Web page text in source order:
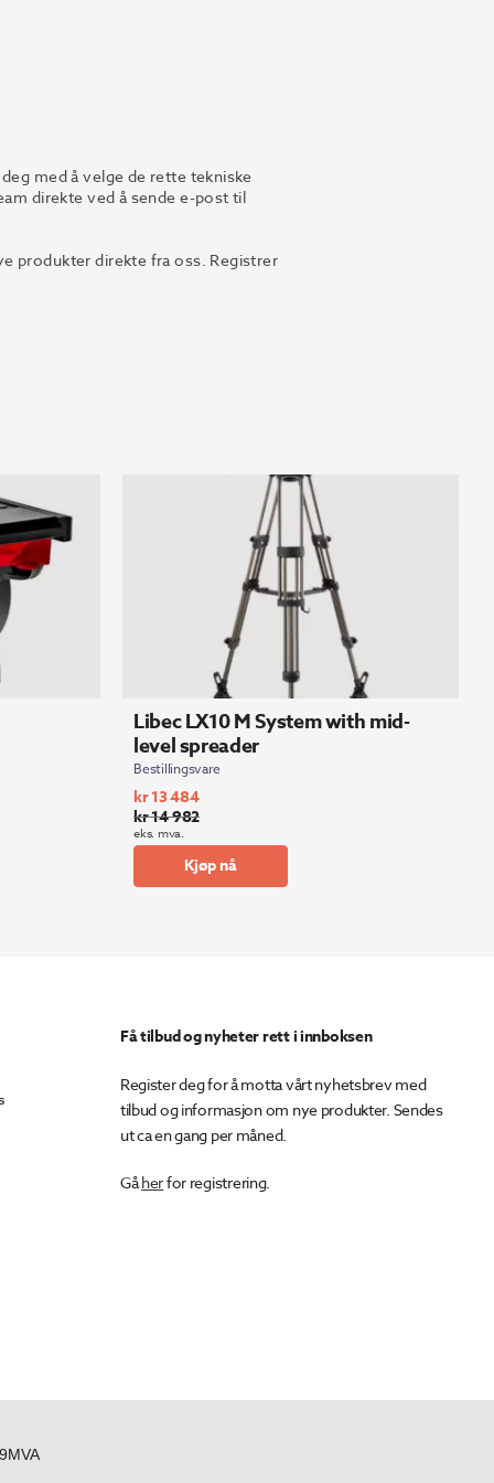
med å velge de rette tekniske
direkte ved å sende e-post til
produkter direkte fra oss. Registrer
Libec LX10 M System with mid-
level spreader
Bestillingsvare
kr14 982
Opprinnelig
pris
kr13 484
Nåværende
pris
eks. mva.
Kjøp nå
Få tilbud og nyheter rett i innboksen
Register deg for å motta vårt nyhetsbrev med
tilbud og informasjon om nye produkter. Sendes
ut ca en gang per måned.
Gåherfor registrering.